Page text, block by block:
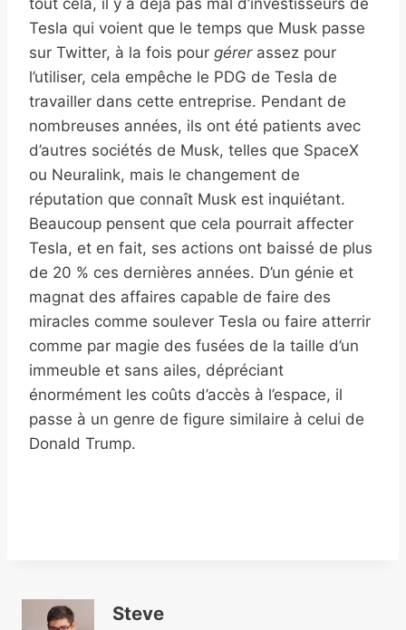
tout cela, il y a déjà pas mal d’investisseurs de
Tesla qui voient que le temps que Musk passe
sur Twitter, à la fois pour gérerassez pour
l’utiliser, cela empêche le PDG de Tesla de
travailler dans cette entreprise. Pendant de
nombreuses années, ils ont été patients avec
d’autres sociétés de Musk, telles que SpaceX
ou Neuralink, mais le changement de
réputation que connaît Musk est inquiétant.
Beaucoup pensent que cela pourrait affecter
Tesla, et en fait, ses actions ont baissé de plus
de 20 % ces dernières années. D’un génie et
magnat des affaires capable de faire des
miracles comme soulever Tesla ou faire atterrir
comme par magie des fusées de la taille d’un
immeuble et sans ailes, dépréciant
énormément les coûts d’accès à l’espace, il
passe à un genre de figure similaire à celui de
Donald Trump.
Steve